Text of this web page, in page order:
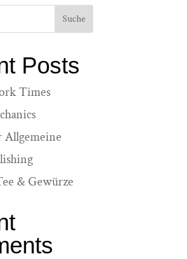
Posts
Times
& Gewürze